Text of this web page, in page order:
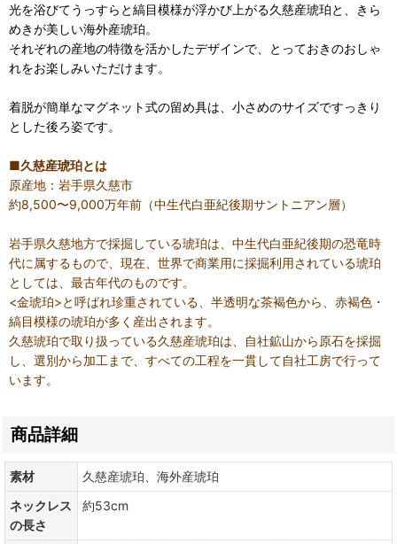
光を浴びてうっすらと縞目模様が浮かび上がる久慈産琥珀と、きら
めきが美しい海外産琥珀。
それぞれの産地の特徴を活かしたデザインで、とっておきのおしゃ
れをお楽しみいただけます。
着脱が簡単なマグネット式の留め具は、小さめのサイズですっきり
とした後ろ姿です。
■久慈産琥珀とは
原産地：岩手県久慈市
約8,500〜9,000万年前（中生代白亜紀後期サントニアン層）
岩手県久慈地方で採掘している琥珀は、中生代白亜紀後期の恐竜時
代に属するもので、現在、世界で商業用に採掘利用されている琥珀
としては、最古年代のものです。
<金琥珀>と呼ばれ珍重されている、半透明な茶褐色から、赤褐色・
縞目模様の琥珀が多く産出されます。
久慈琥珀で取り扱っている久慈産琥珀は、自社鉱山から原石を採掘
し、選別から加工まで、すべての工程を一貫して自社工房で行って
います。
商品詳細
素材
久慈産琥珀、海外産琥珀
ネックレス
の長さ
約53cm